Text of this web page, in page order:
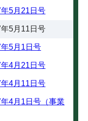
5月21日号
5月11日号
5月1日号
4月21日号
4月11日号
4月1日号（事業